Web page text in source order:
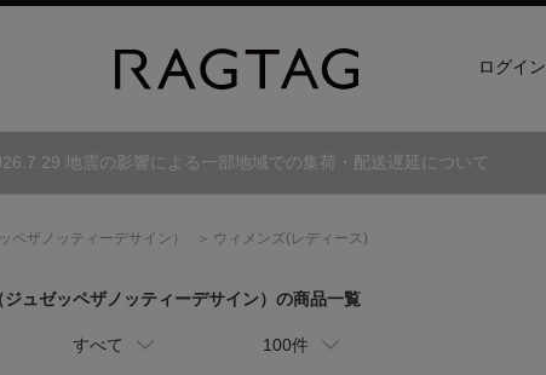
ログイン
地震の影響による一部地域での集荷・配送遅延について
ペザノッティーデサイン） ウィメンズ(レディース)
ジュゼッペザノッティーデサイン） の商品一覧
すべて 100件